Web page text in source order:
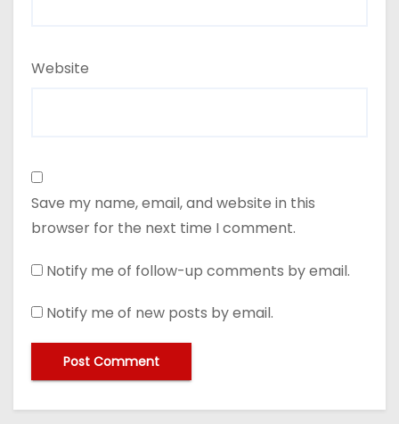
Website
Save my name, email, and website in this
browser for the next time I comment.
Notify me of follow-up comments by email.
Notify me of new posts by email.